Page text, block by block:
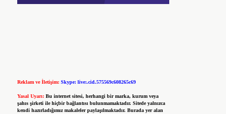
Reklam ve İletişim: Skype: live:.cid.575569c608265c69
Yasal Uyarı: Bu internet sitesi, herhangi bir marka, kurum veya
şahıs şirketi ile hiçbir bağlantısı bulunmamaktadır. Sitede yalnızca
kendi hazırladığımız makaleler paylaşılmaktadır. Burada yer alan